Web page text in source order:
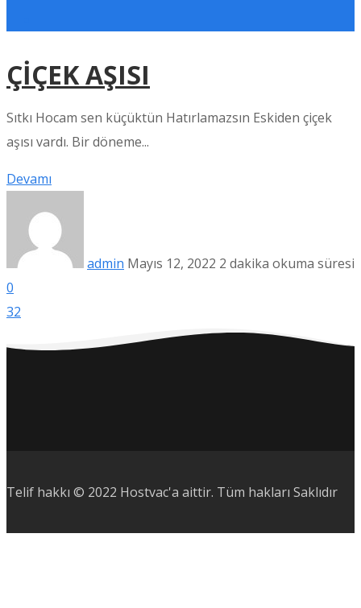
ÇİÇEK AŞISI
Sıtkı Hocam sen küçüktün Hatırlamazsın Eskiden çiçek
aşısı vardı. Bir döneme...
Devamı
admin Mayıs 12, 2022 2 dakika okuma süresi
0
32
Telif hakkı © 2022 Hostvac'a aittir. Tüm hakları Saklıdır